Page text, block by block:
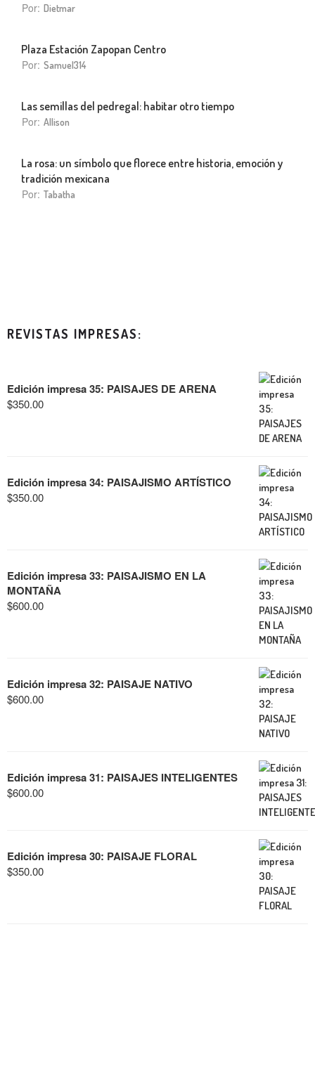
Por: Dietmar
Plaza Estación Zapopan Centro
Por: Samuel314
Las semillas del pedregal: habitar otro tiempo
Por: Allison
La rosa: un símbolo que florece entre historia, emoción y
tradición mexicana
Por: Tabatha
REVISTAS IMPRESAS:
Edición impresa 35: PAISAJES DE ARENA
$350.00
Edición impresa 34: PAISAJISMO ARTÍSTICO
$350.00
Edición impresa 33: PAISAJISMO EN LA
MONTAÑA
$600.00
Edición impresa 32: PAISAJE NATIVO
$600.00
Edición impresa 31: PAISAJES INTELIGENTES
$600.00
Edición impresa 30: PAISAJE FLORAL
$350.00